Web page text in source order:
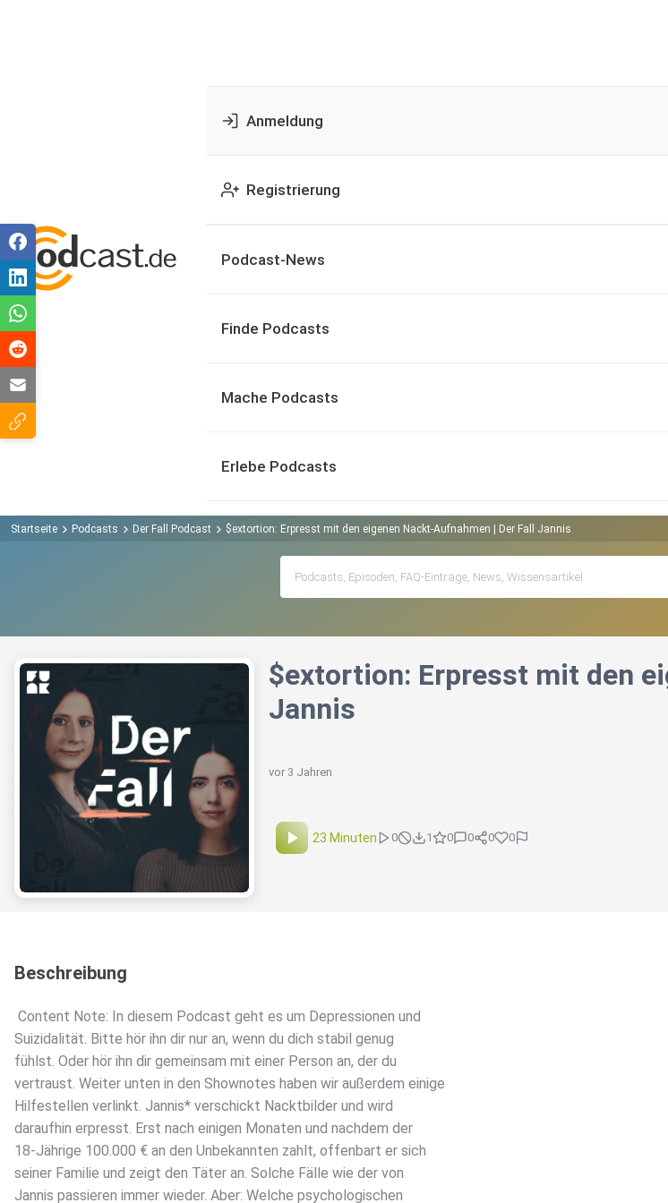
Anmeldung
Registrierung
Podcast-News
Finde Podcasts
Mache Podcasts
Erlebe Podcasts
Startseite Podcasts Der Fall Podcast $extortion: Erpresst mit den eigenen Nackt-Aufnahmen | Der Fall Jannis
$extortion: Erpresst mit den
Jannis
vor 3 Jahren
23 Minuten 0 1 0 0 0 0
Beschreibung
️ Content Note: In diesem Podcast geht es um Depressionen und
Suizidalität. Bitte hör ihn dir nur an, wenn du dich stabil genug
fühlst. Oder hör ihn dir gemeinsam mit einer Person an, der du
vertraust. Weiter unten in den Shownotes haben wir außerdem einige
Hilfestellen verlinkt. Jannis* verschickt Nacktbilder und wird
daraufhin erpresst. Erst nach einigen Monaten und nachdem der
18-Jährige 100.000 € an den Unbekannten zahlt, offenbart er sich
seiner Familie und zeigt den Täter an. Solche Fälle wie der von
Jannis passieren immer wieder. Aber: Welche psychologischen